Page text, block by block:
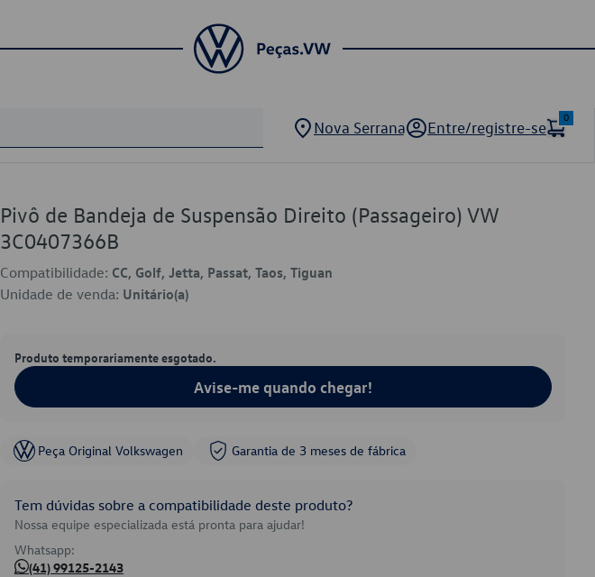
Nova Serrana Entre/registre-se
0
Pivô de Bandeja de Suspensão Direito (Passageiro) VW
3C0407366B
Compatibilidade: CC, Golf, Jetta, Passat, Taos, Tiguan
Unidade de venda: Unitário(a)
Produto temporariamente esgotado.
Avise-me quando chegar!
Peça Original Volkswagen Garantia de 3 meses de fábrica
Tem dúvidas sobre a compatibilidade deste produto?
Nossa equipe especializada está pronta para ajudar!
Whatsapp:
(41) 99125-2143